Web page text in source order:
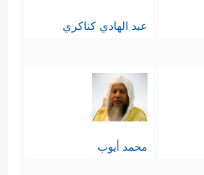
عبد الهادي كناكري
محمد أيوب